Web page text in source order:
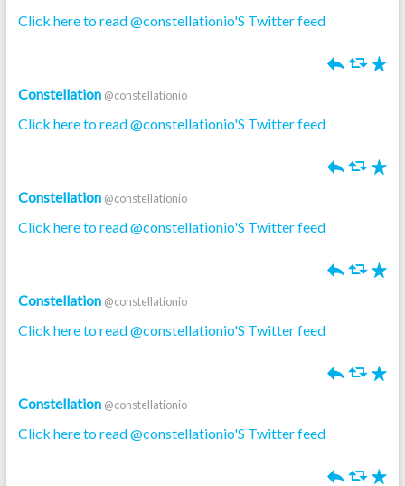
Click here to read @constellationio'S Twitter feed
h J R
Constellation @constellationio
Click here to read @constellationio'S Twitter feed
h J R
Constellation @constellationio
Click here to read @constellationio'S Twitter feed
h J R
Constellation @constellationio
Click here to read @constellationio'S Twitter feed
h J R
Constellation @constellationio
Click here to read @constellationio'S Twitter feed
h J R